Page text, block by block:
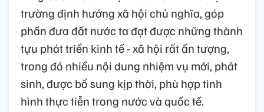
trường định hướng xã hội chủ nghĩa, góp
phần đưa đất nước ta đạt được những thành
tựu phát triển kinh tế - xã hội rất ấn tượng,
trong đó nhiều nội dung nhiệm vụ mới, phát
sinh, được bổ sung kịp thời, phù hợp tình
hình thực tiễn trong nước và quốc tế.